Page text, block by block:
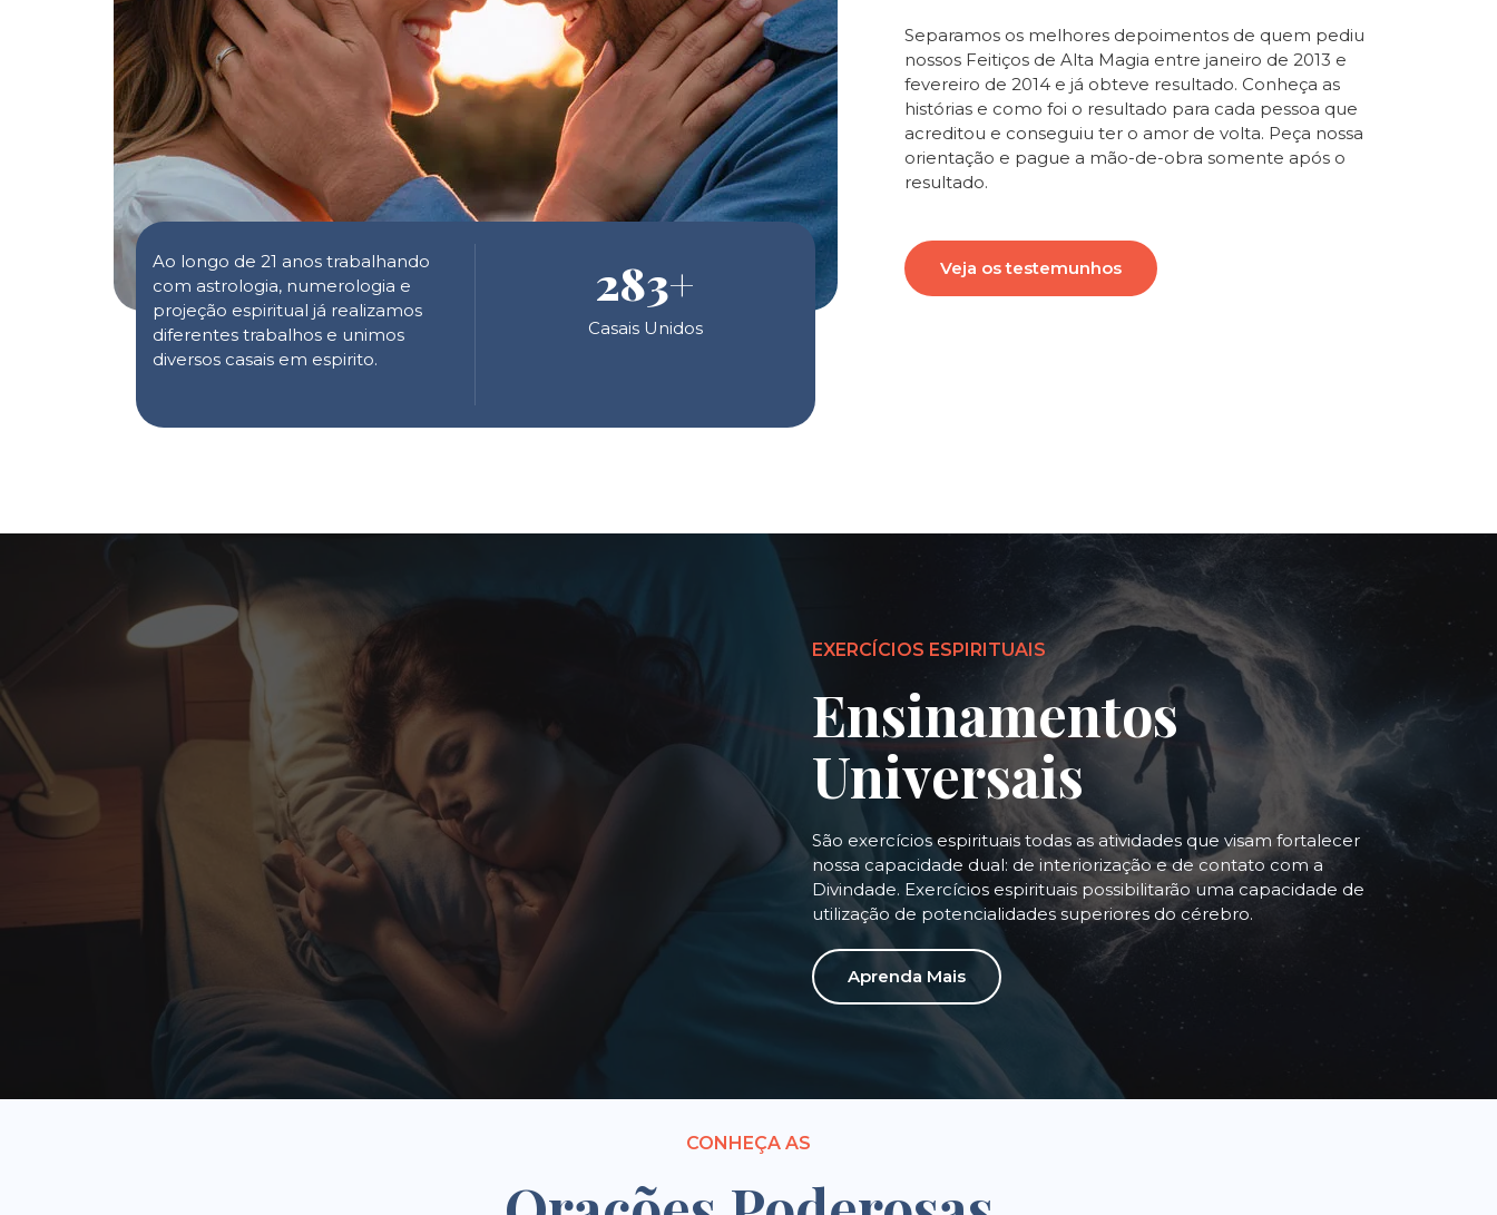
Ao longo de 21 anos trabalhando
com astrologia, numerologia e
projeção espiritual já realizamos
diferentes trabalhos e unimos
diversos casais em espirito.
283+
Casais Unidos
Separamos os melhores depoimentos de quem pediu
nossos Feitiços de Alta Magia entre janeiro de 2013 e
fevereiro de 2014 e já obteve resultado. Conheça as
histórias e como foi o resultado para cada pessoa que
acreditou e conseguiu ter o amor de volta. Peça nossa
orientação e pague a mão-de-obra somente após o
resultado.
Veja os testemunhos
EXERCÍCIOS ESPIRITUAIS
Ensinamentos
Universais
São exercícios espirituais todas as atividades que visam fortalecer
nossa capacidade dual: de interiorização e de contato com a
Divindade. Exercícios espirituais possibilitarão uma capacidade de
utilização de potencialidades superiores do cérebro.
Aprenda Mais
CONHEÇA AS